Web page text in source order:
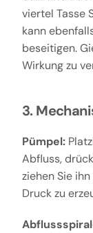
viertel Tasse
kann
beseitigen.
Wirkung zu
3.
Pümpel:
Abfluss,
ziehen Sie
Druck zu